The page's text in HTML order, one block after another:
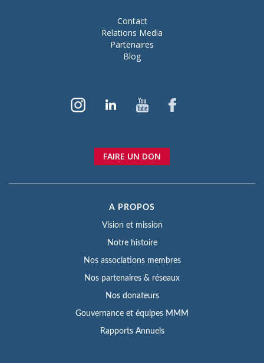
Contact
Relations Media
Partenaires
Blog
FAIRE UN DON
A PROPOS
Vision et mission
Notre histoire
Nos associations membres
Nos partenaires & réseaux
Nos donateurs
Gouvernance et équipes MMM
Rapports Annuels